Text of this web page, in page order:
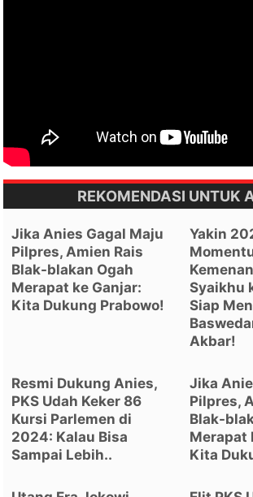
REKOMENDASI UNTUK
Jika Anies Gagal Maju
Pilpres, Amien Rais
Blak-blakan Ogah
Merapat ke Ganjar:
Kita Dukung Prabowo!
Yakin
Syaikhu
Siap
Akbar!
Resmi Dukung Anies,
PKS Udah Keker 86
Kursi Parlemen di
2024: Kalau Bisa
Sampai Lebih..
Jika
Pilpres,
Blak-
Merapat
Kita